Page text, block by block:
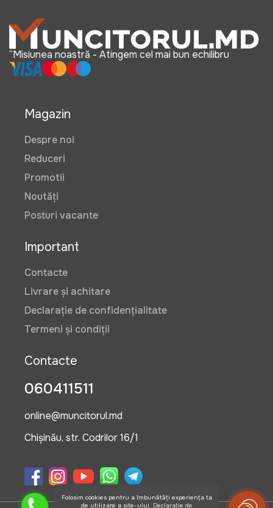
“Misiunea noastră - Atingem cel mai bun echilibru
Magazin
Despre noi
Reduceri
Promotii
Noutăți
Posturi vacante
Important
Contacte
Livrare și achitare
Declarație de confidențialitate
Termeni și condiții
Contacte
060411511
online@muncitorul.md
Chișinău, str. Codrilor 16/1
Folosim cookies pentru a îmbunătăți experiența ta
de utilizare a site-ului. Declarație de